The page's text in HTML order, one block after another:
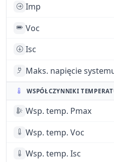
Imp
Voc
Isc
Maks. napięcie
WSPÓŁCZYNNIKI
Wsp. temp. Pmax
Wsp. temp. Voc
Wsp. temp. Isc